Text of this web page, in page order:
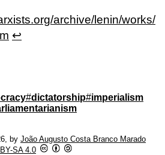
archive/lenin/works/
↩
#dictatorship#imperialism
, by João Augusto Costa Branco Marado
SA 4.0